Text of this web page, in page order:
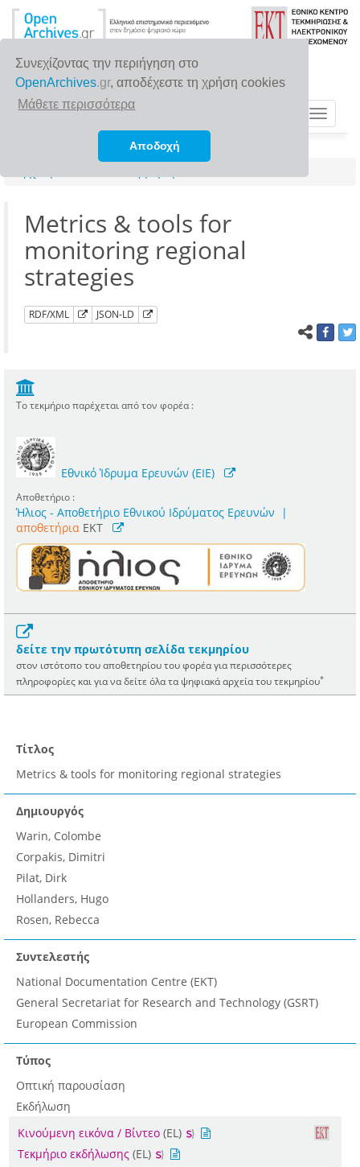
Συνεχίζοντας την περιήγηση στο
OpenArchives.gr, αποδέχεστε τη χρήση cookies
Μάθετε περισσότερα
Αποδοχή
Toggle
Metrics & tools for
monitoring regional
strategies
RDF/XML JSON-LD
Το τεκμήριο παρέχεται από τον φορέα :
Εθνικό Ίδρυμα Ερευνών (ΕΙΕ)
Αποθετήριο :
Ήλιος - Αποθετήριο Εθνικού Ιδρύματος Ερευνών
|
αποθετήρια EKT
δείτε την πρωτότυπη σελίδα τεκμηρίου
στον ιστότοπο του αποθετηρίου του φορέα για περισσότερες
πληροφορίες και για να δείτε όλα τα ψηφιακά αρχεία του τεκμηρίου*
Τίτλος
Metrics & tools for monitoring regional strategies
Δημιουργός
Warin, Colombe
Corpakis, Dimitri
Pilat, Dirk
Hollanders, Hugo
Rosen, Rebecca
Συντελεστής
National Documentation Centre (EKT)
General Secretariat for Research and Technology (GSRT)
European Commission
Τύπος
Οπτική παρουσίαση
Εκδήλωση
Κινούμενη εικόνα / Βίντεο (EL)
Τεκμήριο εκδήλωσης (EL)